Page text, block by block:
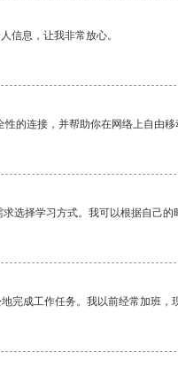
信息，让我非常放心。
的连接，并帮助你在网络上自由移
选择学习方式。我可以根据自己的
完成工作任务。我以前经常加班，